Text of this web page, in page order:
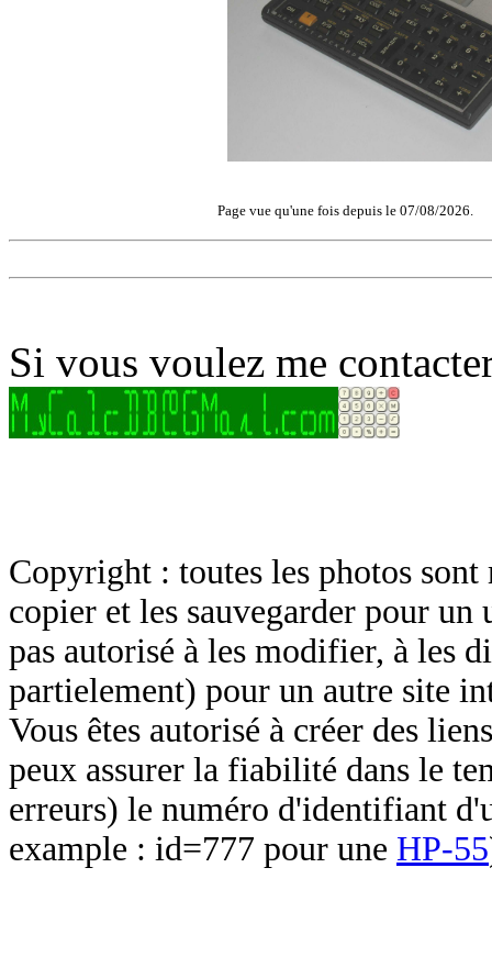
Page vue qu'une fois depuis le 07/08/2026.
Si vous voulez me
Copyright : toutes les photos sont
copier et les sauvegarder pour un
pas autorisé à les modifier, à les
partielement) pour un autre site
Vous êtes autorisé à créer des
peux assurer la fiabilité dans le
erreurs) le numéro d'identifiant
example : id=777 pour une HP-55